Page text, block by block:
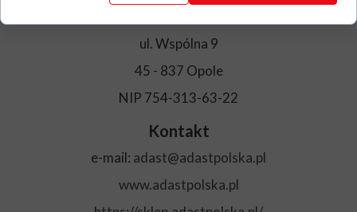
ul. Wspólna 9
45 - 837 Opole
NIP 754-313-63-22
Kontakt
e-mail: adast@adastpolska.pl
www.adastpolska.pl